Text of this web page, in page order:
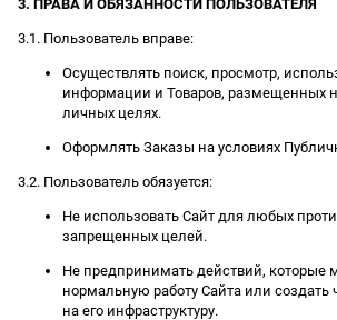
3. ПРАВА И ОБЯЗАННОСТИ ПОЛЬЗОВАТЕЛЯ
3.1. Пользователь вправе:
Осуществлять поиск, просмотр,
информации и Товаров, размещенных
личных целях.
Оформлять Заказы на условиях
3.2. Пользователь обязуется:
Не использовать Сайт для любых
запрещенных целей.
Не предпринимать действий, которые
нормальную работу Сайта или создать
на его инфраструктуру.